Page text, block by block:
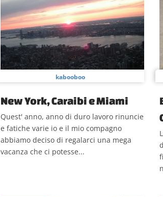
kabooboo
New York, Caraibi e Miami
Quest' anno, anno di duro lavoro rinuncie
e fatiche varie io e il mio compagno
abbiamo deciso di regalarci una mega
vacanza che ci potesse...